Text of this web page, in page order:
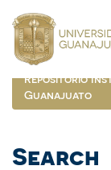
navigation
Repositorio
Guanajuato
Search